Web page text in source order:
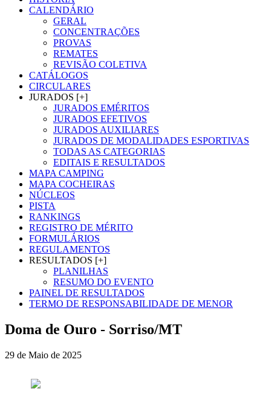
CALENDÁRIO
GERAL
CONCENTRAÇÕES
PROVAS
REMATES
REVISÃO COLETIVA
CATÁLOGOS
CIRCULARES
JURADOS [+]
JURADOS EMÉRITOS
JURADOS EFETIVOS
JURADOS AUXILIARES
JURADOS DE MODALIDADES ESPORTIVAS
TODAS AS CATEGORIAS
EDITAIS E RESULTADOS
MAPA CAMPING
MAPA COCHEIRAS
NÚCLEOS
PISTA
RANKINGS
REGISTRO DE MÉRITO
FORMULÁRIOS
REGULAMENTOS
RESULTADOS [+]
PLANILHAS
RESUMO DO EVENTO
PAINEL DE RESULTADOS
TERMO DE RESPONSABILIDADE DE MENOR
Doma de Ouro - Sorriso/MT
29 de Maio de 2025